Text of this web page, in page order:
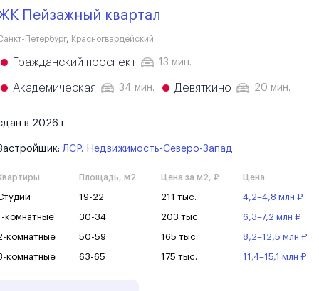
Пейзажный квартал
Петербург, Красногвардейский
Гражданский проспект 13 мин.
Академическая 34 мин. Девяткино 20 мин.
в 2026 г.
ЛСР. Недвижимость-Северо-Запад
Площадь, м2 Цена за м2, ₽ Цена
19-22 211 тыс. 4,2–4,8 млн ₽
комнатные 30-34 203 тыс. 6,3–7,2 млн ₽
комнатные 50-59 165 тыс. 8,2–12,5 млн ₽
комнатные 63-65 175 тыс. 11,4–15,1 млн ₽